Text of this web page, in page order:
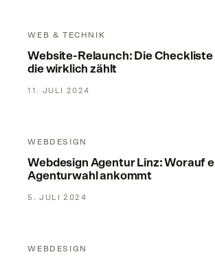
WEB & TECHNIK
Website-Relaunch: Die Checkliste
die wirklich zählt
11. JULI 2024
WEBDESIGN
Webdesign Agentur Linz: Worauf
Agenturwahl ankommt
5. JULI 2024
WEBDESIGN